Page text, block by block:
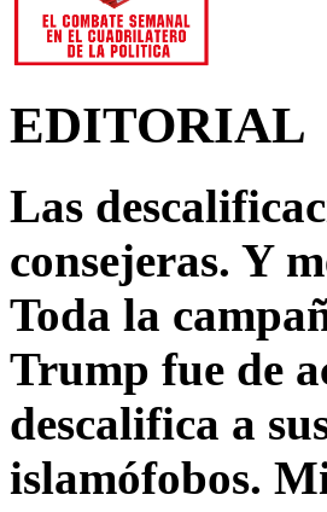
EDITORIAL
Las
consejeras. Y
Toda la
Trump fue de
descalifica a
islamófobos.